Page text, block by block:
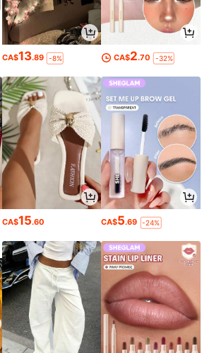
CA$13.89 -8% CA$2.70 -32%
CA$15.60 CA$5.69 -24%